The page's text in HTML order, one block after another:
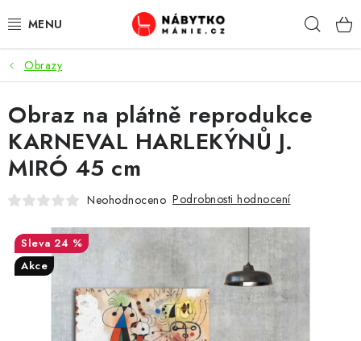
na
OBÝVACÍ POKOJ
KUCHYŇ A JÍDELNA
LOŽNICE
DĚTSKÝ POKOJ
KANCELÁŘ / PRACOVNA
KOUPELNA A WC
Obrazy
Obraz na plátně reprodukce
KARNEVAL HARLEKÝNŮ J.
MIRÓ 45 cm
Neohodnoceno Podrobnosti hodnocení
24 %
Akce